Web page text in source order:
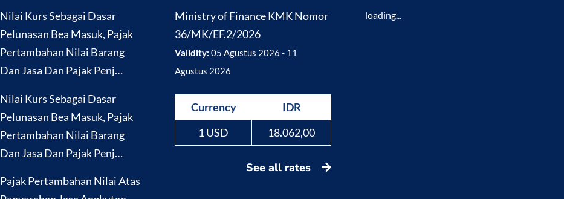
Nilai Kurs Sebagai Dasar
Pelunasan Bea Masuk, Pajak
Pertambahan Nilai Barang
Dan Jasa Dan Pajak Penj…
Nilai Kurs Sebagai Dasar
Pelunasan Bea Masuk, Pajak
Pertambahan Nilai Barang
Dan Jasa Dan Pajak Penj…
Pajak Pertambahan Nilai Atas
Ministry of Finance KMK Nomor
36/MK/EF.2/2026
Validity: 05 Agustus 2026 - 11
Agustus 2026
Currency
IDR
1 USD
18.062,00
See all rates
loading...